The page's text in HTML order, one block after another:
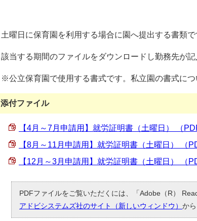
土曜日に保育園を利用する場合に園へ提出する書類で
該当する期間のファイルをダウンロードし勤務先が記
※公立保育園で使用する書式です。私立園の書式につ
添付ファイル
【4月～7月申請用】就労証明書（土曜日） （
【8月～11月申請用】就労証明書（土曜日） （
【12月～3月申請用】就労証明書（土曜日） （
PDFファイルをご覧いただくには、「Adobe（R）
アドビシステムズ社のサイト（新しいウィンドウ） か